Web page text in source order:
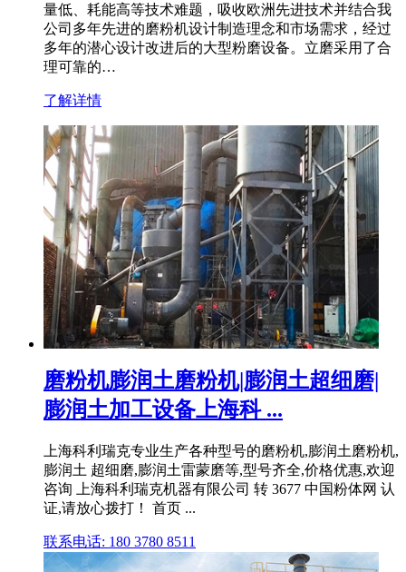
量低、耗能高等技术难题，吸收欧洲先进技术并结合我
公司多年先进的磨粉机设计制造理念和市场需求，经过
多年的潜心设计改进后的大型粉磨设备。立磨采用了合
理可靠的…
了解详情
磨粉机膨润土磨粉机|膨润土超细磨|
膨润土加工设备上海科 ...
上海科利瑞克专业生产各种型号的磨粉机,膨润土磨粉机,
膨润土 超细磨,膨润土雷蒙磨等,型号齐全,价格优惠,欢迎
咨询 上海科利瑞克机器有限公司 转 3677 中国粉体网 认
证,请放心拨打！ 首页 ...
联系电话: 180 3780 8511